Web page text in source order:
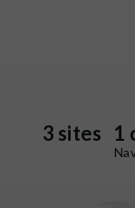
3 sites 1